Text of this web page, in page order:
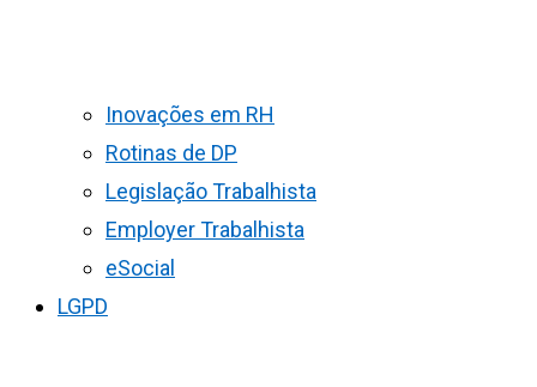
Inovações em RH
Rotinas de DP
Legislação Trabalhista
Employer Trabalhista
eSocial
LGPD